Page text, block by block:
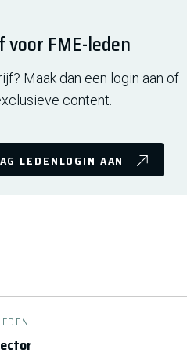
FME-leden
Maak dan een login aan of
content.
LEDENLOGIN AAN